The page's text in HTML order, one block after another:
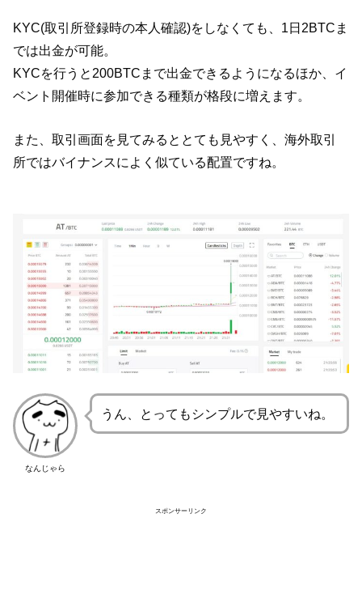
KYC(取引所登録時の本人確認)をしなくても、1日2BTCま
では出金が可能。
KYCを行うと200BTCまで出金できるようになるほか、イ
ベント開催時に参加できる種類が格段に増えます。
また、取引画面を見てみるととても見やすく、海外取引
所ではバイナンスによく似ている配置ですね。
なんじゃら
うん、とってもシンプルで見やすいね。
スポンサーリンク